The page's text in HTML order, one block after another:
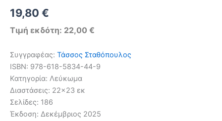
19,80 €
Τιμή εκδότη: 22,00 €
Συγγραφέας: Τάσσος Σταθόπουλος
ISBN: 978-618-5834-44-9
Κατηγορία: Λεύκωμα
Διαστάσεις: 22×23 εκ
Σελίδες: 186
Έκδοση: Δεκέμβριος 2025